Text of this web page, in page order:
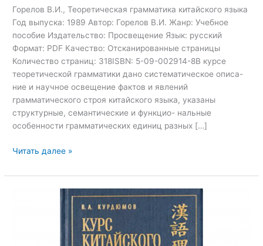
Горелов В.И., Теоретическая грамматика китайского языка
Год выпуска: 1989 Автор: Горелов В.И. Жанр: Учебное
пособие Издательство: Просвещение Язык: русский
Формат: PDF Качество: Отсканированные страницы
Количество страниц: 318ISBN: 5-09-002914-8В курсе
теоретической грамматики дано систематическое описа-
ние и научное освещение фактов и явлений
грамматического строя китайского языка, указаны
структурные, семантические и функцио- нальные
особенности грамматических единиц разных […]
Читать далее »